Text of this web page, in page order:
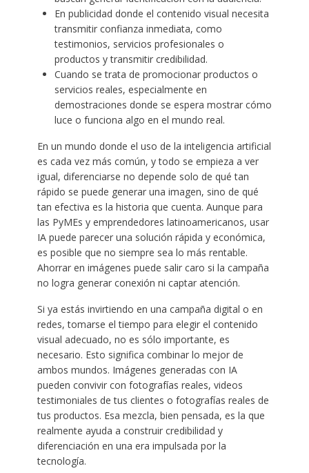
En publicidad donde el contenido visual necesita
transmitir confianza inmediata, como
testimonios, servicios profesionales o
productos y transmitir credibilidad.
Cuando se trata de promocionar productos o
servicios reales, especialmente en
demostraciones donde se espera mostrar cómo
luce o funciona algo en el mundo real.
En un mundo donde el uso de la inteligencia artificial
es cada vez más común, y todo se empieza a ver
igual, diferenciarse no depende solo de qué tan
rápido se puede generar una imagen, sino de qué
tan efectiva es la historia que cuenta. Aunque para
las PyMEs y emprendedores latinoamericanos, usar
IA puede parecer una solución rápida y económica,
es posible que no siempre sea lo más rentable.
Ahorrar en imágenes puede salir caro si la campaña
no logra generar conexión ni captar atención.
Si ya estás invirtiendo en una campaña digital o en
redes, tomarse el tiempo para elegir el contenido
visual adecuado, no es sólo importante, es
necesario. Esto significa combinar lo mejor de
ambos mundos. Imágenes generadas con IA
pueden convivir con fotografías reales, videos
testimoniales de tus clientes o fotografías reales de
tus productos. Esa mezcla, bien pensada, es la que
realmente ayuda a construir credibilidad y
diferenciación en una era impulsada por la
tecnología.